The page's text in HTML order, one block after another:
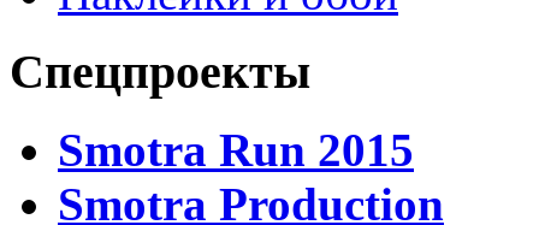
Спецпроекты
Smotra Run 2015
Smotra Production